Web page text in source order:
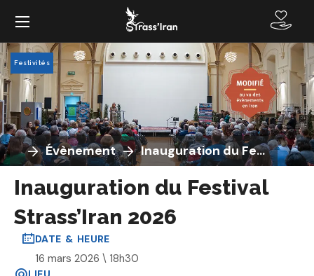
Festivités
Évènement Inauguration du Festival Strass’Iran 2026
Inauguration du Festival
Strass’Iran 2026
DATE & HEURE
16 mars 2026 \ 18h30